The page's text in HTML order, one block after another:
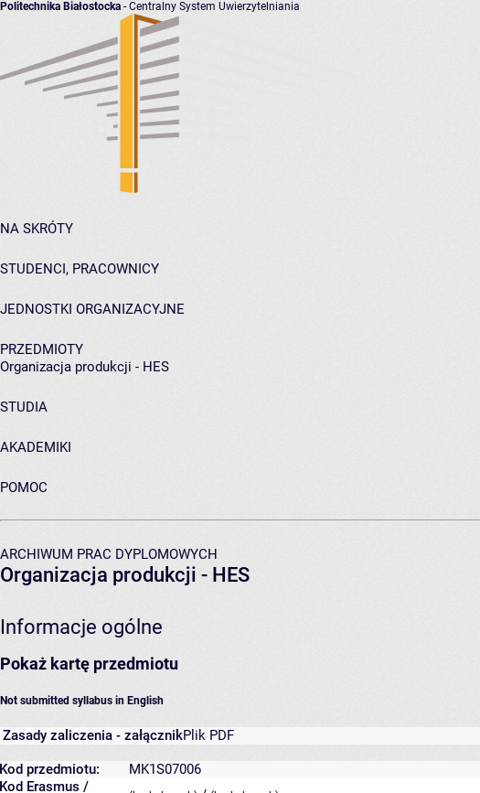
Politechnika Białostocka - Centralny System Uwierzytelniania
NA SKRÓTY
STUDENCI, PRACOWNICY
JEDNOSTKI ORGANIZACYJNE
PRZEDMIOTY
Organizacja produkcji - HES
STUDIA
AKADEMIKI
POMOC
ARCHIWUM PRAC DYPLOMOWYCH
Organizacja produkcji - HES
Informacje ogólne
Pokaż kartę przedmiotu
Not submitted syllabus in English
Zasady zaliczenia - załącznikPlik PDF
Kod przedmiotu:
MK1S07006
Kod Erasmus /